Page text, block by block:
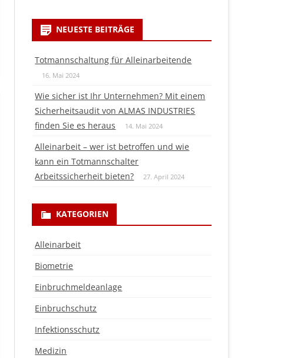
NEUESTE BEITRÄGE
Totmannschaltung für Alleinarbeitende
16. Mai 2024
Wie sicher ist Ihr Unternehmen? Mit einem
Sicherheitsaudit von ALMAS INDUSTRIES
finden Sie es heraus
14. Mai 2024
Alleinarbeit – wer ist betroffen und wie
kann ein Totmannschalter
Arbeitssicherheit bieten?
27. April 2024
KATEGORIEN
Alleinarbeit
Biometrie
Einbruchmeldeanlage
Einbruchschutz
Infektionsschutz
Medizin